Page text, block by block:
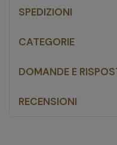
SPEDIZIONI
CATEGORIE
DOMANDE E
RECENSIONI